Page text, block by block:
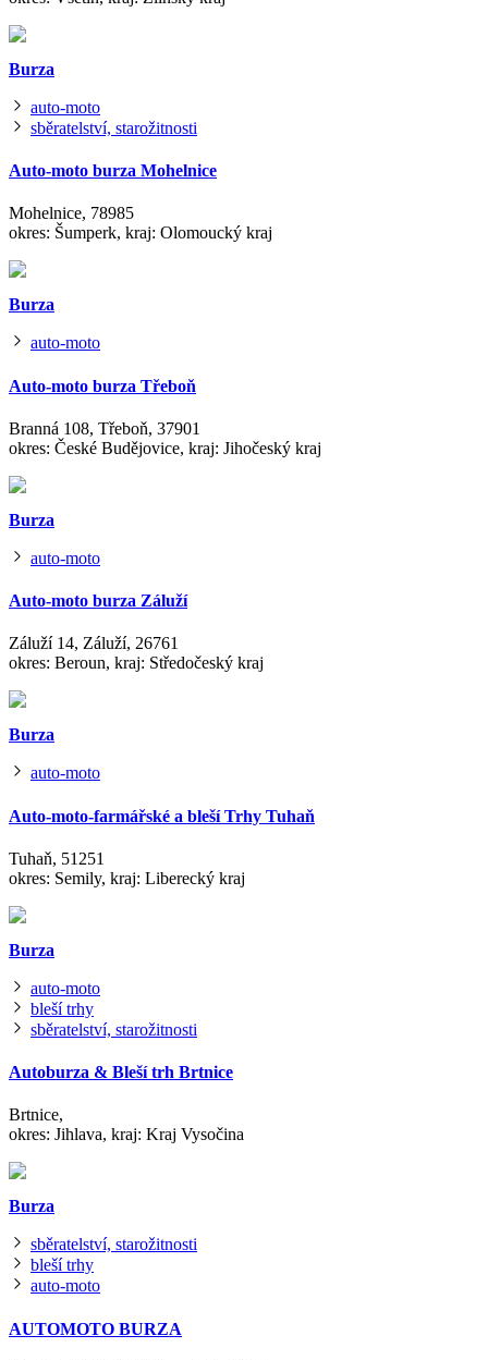
Burza
auto-moto
sběratelství, starožitnosti
Auto-moto burza Mohelnice
Mohelnice, 78985
okres: Šumperk, kraj: Olomoucký kraj
Burza
auto-moto
Auto-moto burza Třeboň
Branná 108, Třeboň, 37901
okres: České Budějovice, kraj: Jihočeský kraj
Burza
auto-moto
Auto-moto burza Záluží
Záluží 14, Záluží, 26761
okres: Beroun, kraj: Středočeský kraj
Burza
auto-moto
Auto-moto-farmářské a bleší Trhy Tuhaň
Tuhaň, 51251
okres: Semily, kraj: Liberecký kraj
Burza
auto-moto
bleší trhy
sběratelství, starožitnosti
Autoburza & Bleší trh Brtnice
Brtnice,
okres: Jihlava, kraj: Kraj Vysočina
Burza
sběratelství, starožitnosti
bleší trhy
auto-moto
AUTOMOTO BURZA